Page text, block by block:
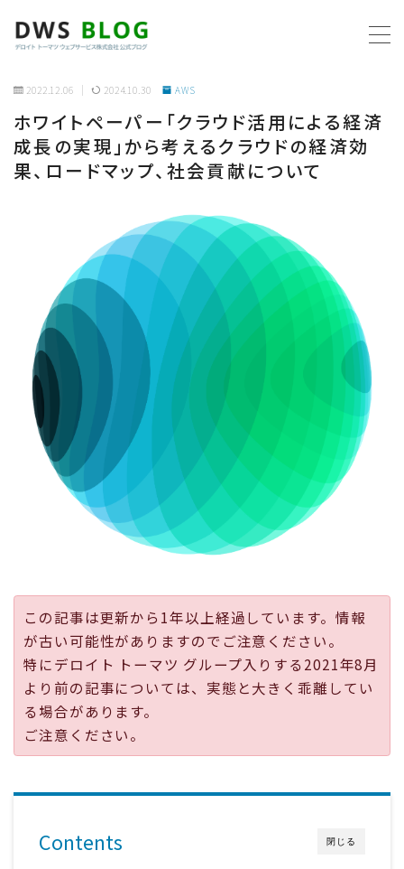
ホーム
AWS
ビジネス
リモートワーク
社内制度
採用
公式ページ
2022.12.06 2024.10.30 AWS
ホワイトペーパー「クラウド活用による経済
成長の実現」から考えるクラウドの経済効
果、ロードマップ、社会貢献について
この記事は更新から1年以上経過しています。情報
が古い可能性がありますのでご注意ください。
特にデロイト トーマツ グループ入りする2021年8月
より前の記事については、実態と大きく乖離してい
る場合があります。
ご注意ください。
閉じる
Contents